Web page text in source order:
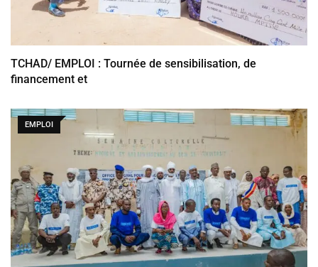
TCHAD/ EMPLOI : Tournée de sensibilisation, de
financement et
EMPLOI